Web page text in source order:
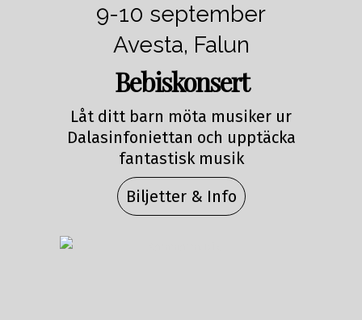
9-10 september
Avesta, Falun
Bebiskonsert
Låt ditt barn möta musiker ur
Dalasinfoniettan och upptäcka
fantastisk musik
Biljetter & Info